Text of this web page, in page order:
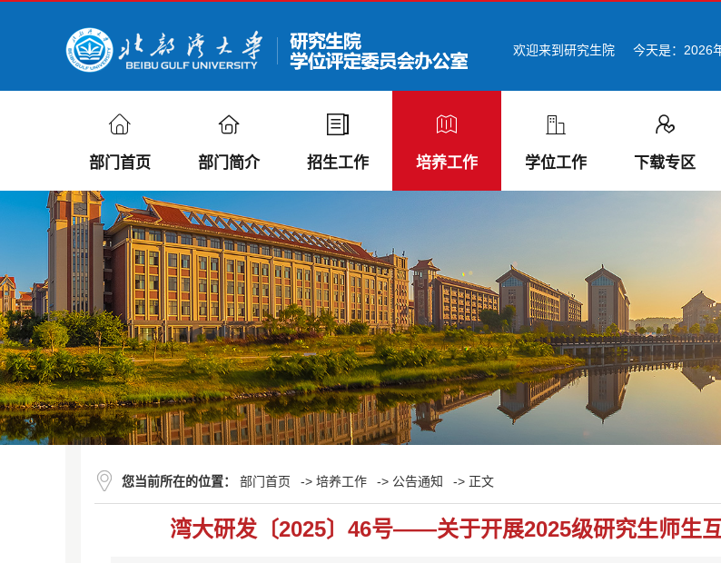
欢迎来到研究生院 今天是： 2026
部门首页 部门简介 招生工作 培养工作 学位工作 下载专区
您当前所在的位置： 部门首页 -> 培养工作 -> 公告通知 -> 正文
湾大研发〔2025〕46号——关于开展2025级研究生师生